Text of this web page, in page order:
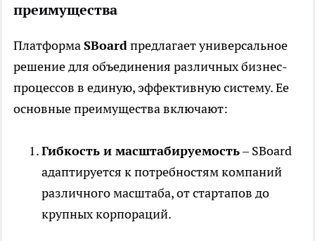
преимущества
ПлатформаSBoardпредлагает универсальное
решение для объединения различных бизнес-
процессов в единую, эффективную систему. Ее
основные преимущества включают:
Гибкость и масштабируемость– SBoard
адаптируется к потребностям компаний
различного масштаба, от стартапов до
крупных корпораций.